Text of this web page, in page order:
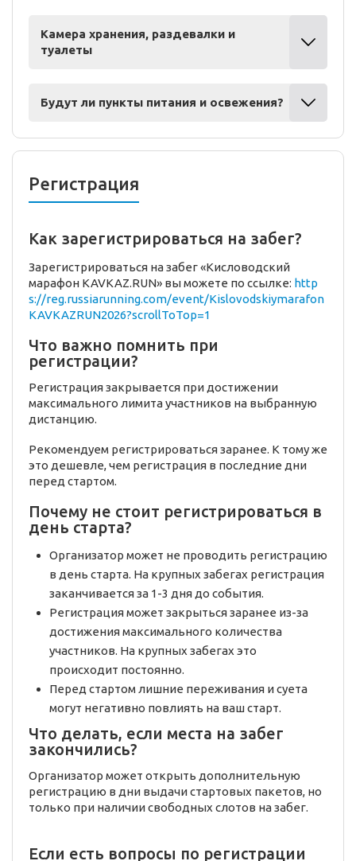
Камера хранения, раздевалки и
туалеты
Будут ли пункты питания и освежения?
Регистрация
Как зарегистрироваться на забег?
Зарегистрироваться на забег «Кисловодский
марафон KAVKAZ.RUN» вы можете по ссылке: http
s://reg.russiarunning.com/event/Kislovodskiymarafon
KAVKAZRUN2026?scrollToTop=1
Что важно помнить при
регистрации?
Регистрация закрывается при достижении
максимального лимита участников на выбранную
дистанцию.
Рекомендуем регистрироваться заранее. К тому же
это дешевле, чем регистрация в последние дни
перед стартом.
Почему не стоит регистрироваться в
день старта?
Организатор может не проводить регистрацию
в день старта. На крупных забегах регистрация
заканчивается за 1-3 дня до события.
Регистрация может закрыться заранее из-за
достижения максимального количества
участников. На крупных забегах это
происходит постоянно.
Перед стартом лишние переживания и суета
могут негативно повлиять на ваш старт.
Что делать, если места на забег
закончились?
Организатор может открыть дополнительную
регистрацию в дни выдачи стартовых пакетов, но
только при наличии свободных слотов на забег.
Если есть вопросы по регистрации